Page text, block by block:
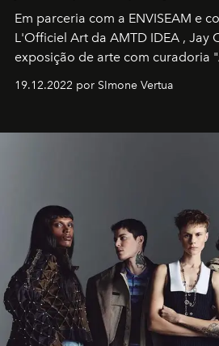
Em parceria com a ENVISEAM e
L'Officiel Art da AMTD IDEA , Jay
exposição de arte com curadoria
19.12.2022 por SImone Vertua